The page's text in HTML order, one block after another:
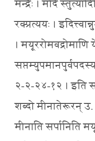
मन्द्रैः । मदि
रक्प्रत्ययः ।
। मयूररोमवद्रोमाणि
२-२-२४-१२ । इति
शब्दो मीनातेरूरन् उ.
मीनाति सर्पानिति